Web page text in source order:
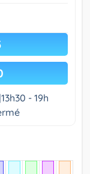
- 19h